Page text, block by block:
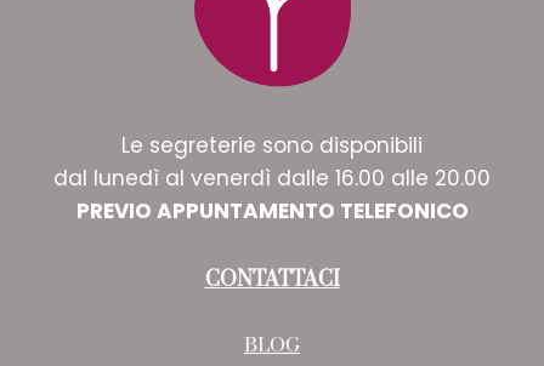
Le segreterie sono disponibili
dal lunedì al venerdì dalle 16.00 alle 20.00
PREVIO APPUNTAMENTO TELEFONICO
CONTATTACI
BLOG